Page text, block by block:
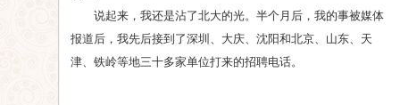
说起来，我还是沾了北大的光。半个月后，我的事被媒体
报道后，我先后接到了深圳、大庆、沈阳和北京、山东、天
津、铁岭等地三十多家单位打来的招聘电话。